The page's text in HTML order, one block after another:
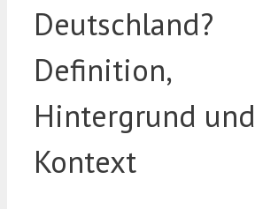
Deutschland?
Definition,
Hintergrund und
Kontext